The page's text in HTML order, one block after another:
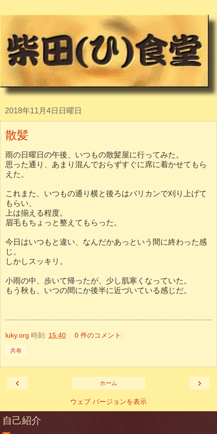
2018年11月4日日曜日
散髪
雨の日曜日の午後、いつもの散髪屋に行ってみた。
思った通り、あまり混んでおらずすぐに席に着かせてもら
えた。
これまた、いつもの通り横と後ろはバリカンで刈り上げて
もらい、
上は揃える程度。
眉毛もちょっと整えてもらった。
今日はいつもと違い、なんだかあっという間に終わった感
じ。
しかしスッキリ。
小雨の中、歩いて帰ったが、少し肌寒くなっていた。
もう秋も、いつの間にか後半に近づいている感じだ。
luky.org 時刻: 15:40 0 件のコメント:
共有
‹ ›
ホーム
ウェブ バージョンを表示
自己紹介